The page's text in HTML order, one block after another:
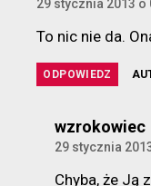
29 stycznia 2013 o
To nic nie da.
ODPOWIEDZ
wzrokowiec
29 stycznia
Chyba, że Ją